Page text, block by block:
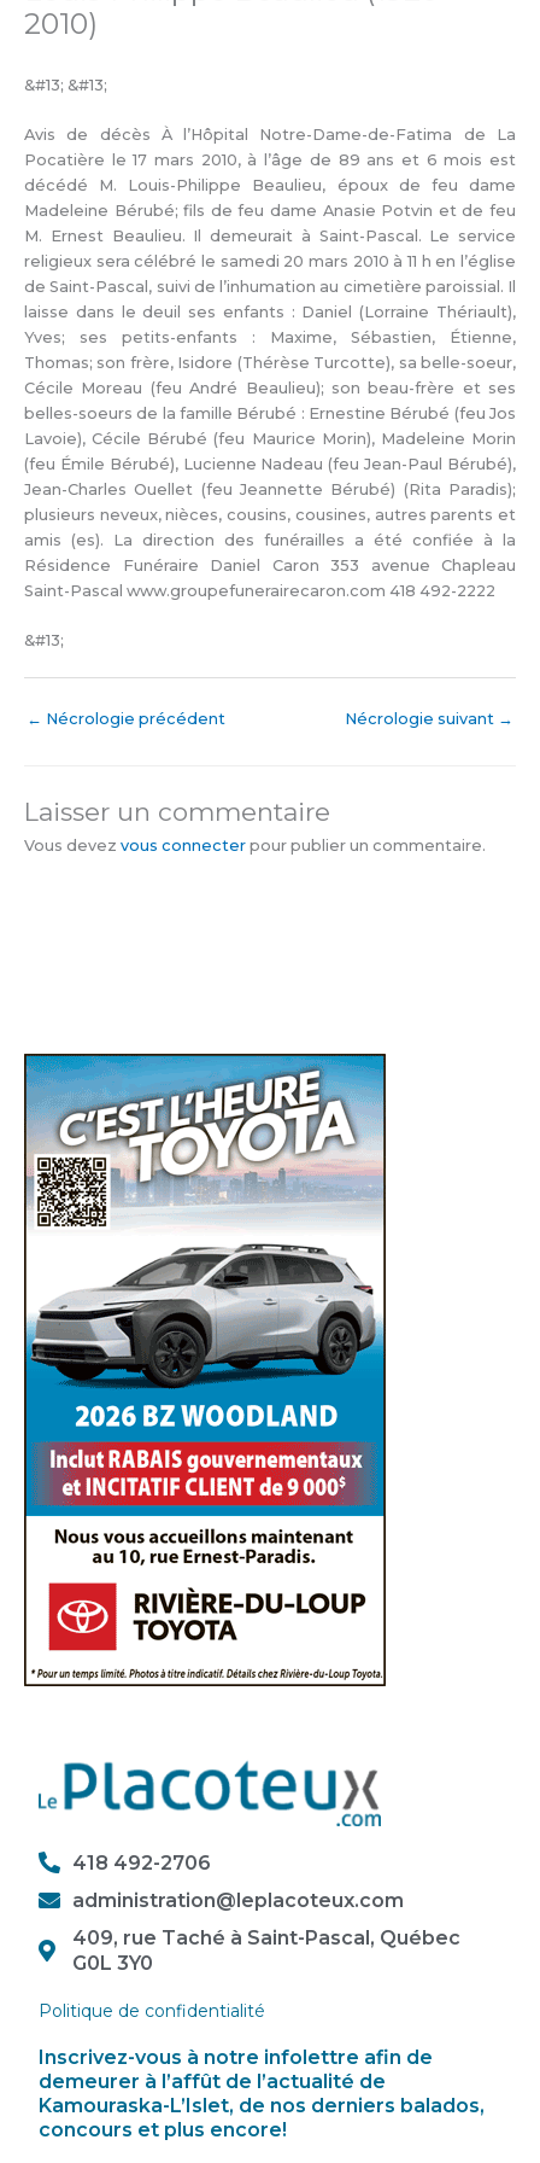
2010)
&#13; &#13;
Avis de décès À l’Hôpital Notre-Dame-de-Fatima de La
Pocatière le 17 mars 2010, à l’âge de 89 ans et 6 mois est
décédé M. Louis-Philippe Beaulieu, époux de feu dame
Madeleine Bérubé; fils de feu dame Anasie Potvin et de feu
M. Ernest Beaulieu. Il demeurait à Saint-Pascal. Le service
religieux sera célébré le samedi 20 mars 2010 à 11 h en l’église
de Saint-Pascal, suivi de l’inhumation au cimetière paroissial. Il
laisse dans le deuil ses enfants : Daniel (Lorraine Thériault),
Yves; ses petits-enfants : Maxime, Sébastien, Étienne,
Thomas; son frère, Isidore (Thérèse Turcotte), sa belle-soeur,
Cécile Moreau (feu André Beaulieu); son beau-frère et ses
belles-soeurs de la famille Bérubé : Ernestine Bérubé (feu Jos
Lavoie), Cécile Bérubé (feu Maurice Morin), Madeleine Morin
(feu Émile Bérubé), Lucienne Nadeau (feu Jean-Paul Bérubé),
Jean-Charles Ouellet (feu Jeannette Bérubé) (Rita Paradis);
plusieurs neveux, nièces, cousins, cousines, autres parents et
amis (es). La direction des funérailles a été confiée à la
Résidence Funéraire Daniel Caron 353 avenue Chapleau
Saint-Pascal www.groupefunerairecaron.com 418 492-2222
&#13;
← Nécrologie précédent Nécrologie suivant →
Laisser un commentaire
Vous devez vous connecter pour publier un commentaire.
418 492-2706
administration@leplacoteux.com
409, rue Taché à Saint-Pascal, Québec
G0L 3Y0
Politique de confidentialité
Inscrivez-vous à notre infolettre afin de
demeurer à l’affût de l’actualité de
Kamouraska-L’Islet, de nos derniers balados,
concours et plus encore!